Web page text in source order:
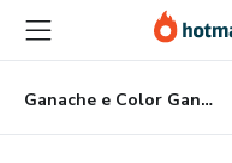
para
conteúdo
principal
para
pagamento
para
rodapé
Ganache e Color Ganache por Lorena Gontijo